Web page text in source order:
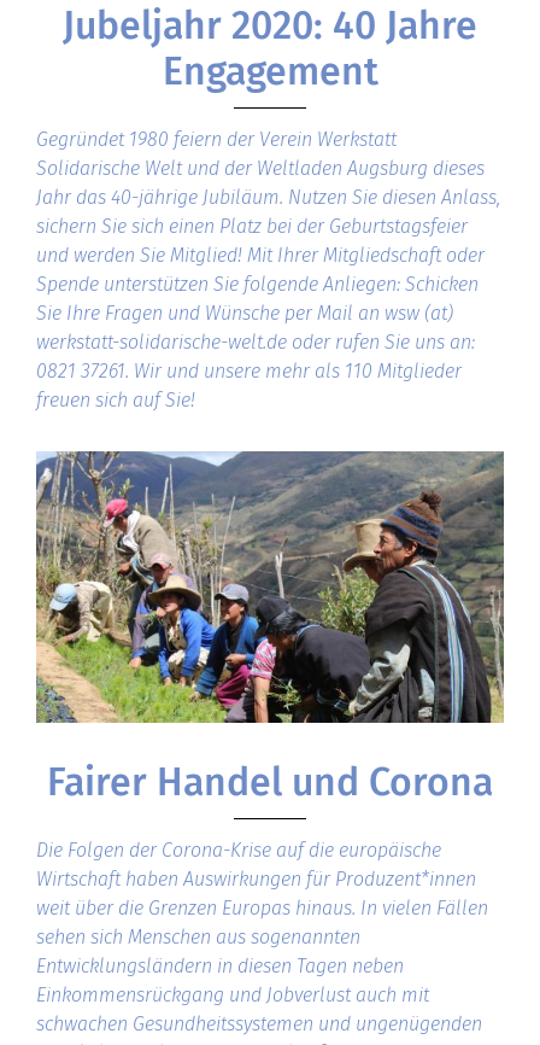
Jubeljahr 2020: 40 Jahre
Engagement
Gegründet 1980 feiern der Verein Werkstatt
Solidarische Welt und der Weltladen Augsburg dieses
Jahr das 40-jährige Jubiläum. Nutzen Sie diesen Anlass,
sichern Sie sich einen Platz bei der Geburtstagsfeier
und werden Sie Mitglied! Mit Ihrer Mitgliedschaft oder
Spende unterstützen Sie folgende Anliegen: Schicken
Sie Ihre Fragen und Wünsche per Mail an wsw (at)
werkstatt-solidarische-welt.de oder rufen Sie uns an:
0821 37261. Wir und unsere mehr als 110 Mitglieder
freuen sich auf Sie!
Fairer Handel und Corona
Die Folgen der Corona-Krise auf die europäische
Wirtschaft haben Auswirkungen für Produzent*innen
weit über die Grenzen Europas hinaus. In vielen Fällen
sehen sich Menschen aus sogenannten
Entwicklungsländern in diesen Tagen neben
Einkommensrückgang und Jobverlust auch mit
schwachen Gesundheitssystemen und ungenügenden